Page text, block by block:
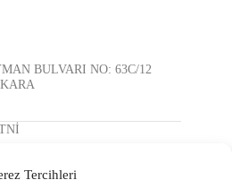
Tercihleri
BULVARI NO: 63C/12